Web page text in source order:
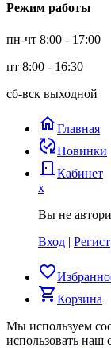
Режим работы
пн-чт 8:00 - 17:00
пт 8:00 - 16:30
сб-вск выходной
homeГлавная
published_with_changesНовинки
door_back Кабинет
x
Вы не
Вход |
favorite_border
shopping_cartКорзина
Мы используем
использовать наш